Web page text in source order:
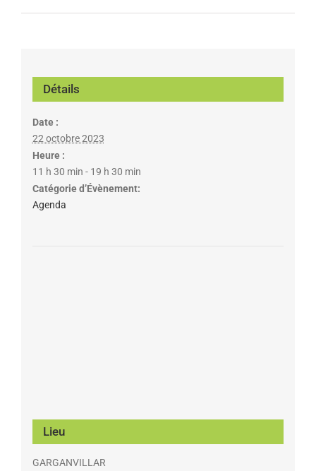
Détails
Date :
22 octobre 2023
Heure :
11 h 30 min - 19 h 30 min
Catégorie d’Évènement:
Agenda
Lieu
GARGANVILLAR